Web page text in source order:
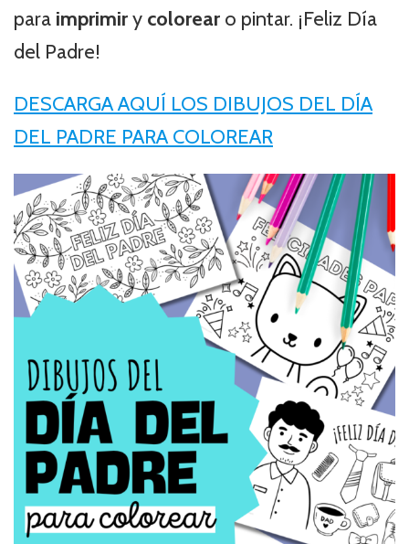
para imprimiry colorear o pintar. ¡Feliz Día
del Padre!
DESCARGA AQUÍ LOS DIBUJOS DEL DÍA
DEL PADRE PARA COLOREAR